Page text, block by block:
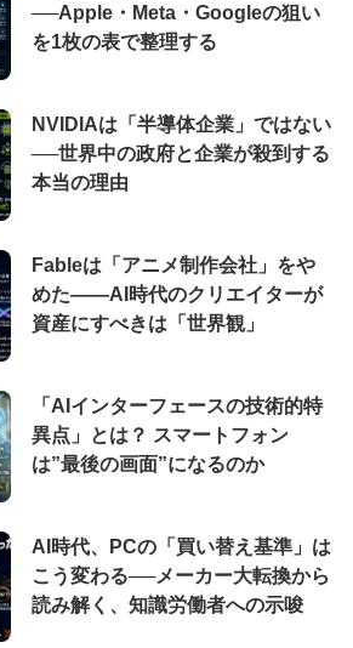
──Apple・Meta・Googleの狙い
を1枚の表で整理する
NVIDIAは「半導体企業」ではない
──世界中の政府と企業が殺到する
本当の理由
Fableは「アニメ制作会社」をや
めた――AI時代のクリエイターが
資産にすべきは「世界観」
「AIインターフェースの技術的特
異点」とは？ スマートフォン
は”最後の画面”になるのか
AI時代、PCの「買い替え基準」は
こう変わる──メーカー大転換から
読み解く、知識労働者への示唆